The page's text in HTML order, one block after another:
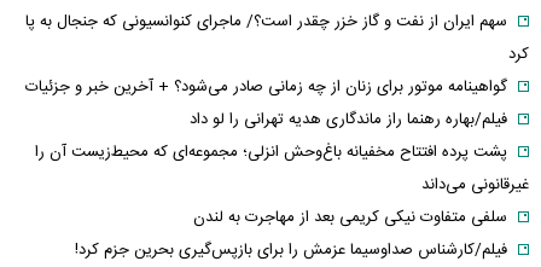
سهم ایران از نفت و گاز خزر چقدر است؟/ ماجرای کنوانسیونی که جنجال به پا
کرد
گواهینامه موتور برای زنان از چه زمانی صادر می‌شود؟ + آخرین خبر و جزئیات
فیلم/بهاره رهنما راز ماندگاری هدیه تهرانی را لو داد
پشت پرده افتتاح مخفیانه باغ‌وحش انزلی؛ مجموعه‌ای که محیط‌زیست آن را
غیرقانونی می‌داند
سلفی متفاوت نیکی کریمی بعد از مهاجرت به لندن
فیلم/کارشناس صداوسیما عزمش را برای بازپس‌گیری بحرین جزم کرد!